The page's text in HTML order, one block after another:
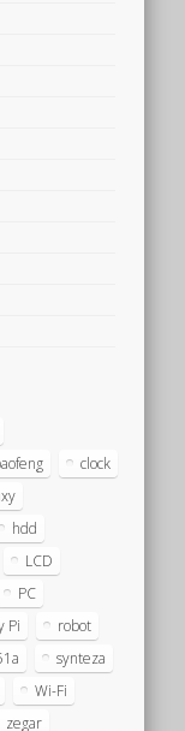
clock
hdd
LCD
PC
Pi
robot
synteza
Wi-Fi
zegar